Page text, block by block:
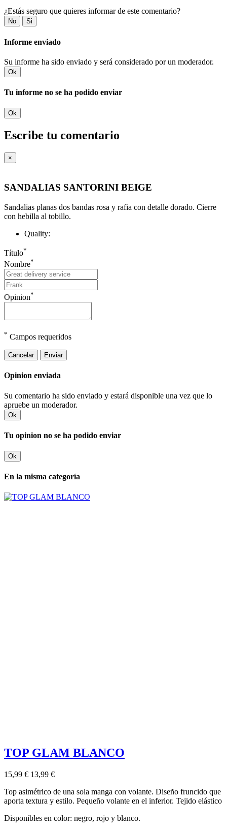
¿Estás seguro que quieres informar de este comentario?
No Si
Informe enviado
Su informe ha sido enviado y será considerado por un moderador.
Ok
Tu informe no se ha podido enviar
Ok
Escribe tu comentario
×
SANDALIAS SANTORINI BEIGE
Sandalias planas dos bandas rosa y rafia con detalle dorado. Cierre
con hebilla al tobillo.
Quality:
Título*
Nombre*
Opinion*
* Campos requeridos
Cancelar Enviar
Opinion enviada
Su comentario ha sido enviado y estará disponible una vez que lo
apruebe un moderador.
Ok
Tu opinion no se ha podido enviar
Ok
En la misma categoría
TOP GLAM BLANCO
15,99 € 13,99 €
Top asimétrico de una sola manga con volante. Diseño fruncido que
aporta textura y estilo. Pequeño volante en el inferior. Tejido elástico
Disponibles en color: negro, rojo y blanco.